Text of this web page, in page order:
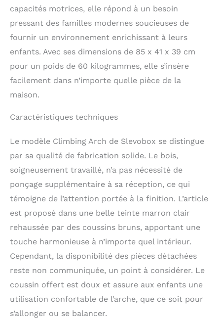
capacités motrices, elle répond à un besoin
pressant des familles modernes soucieuses de
fournir un environnement enrichissant à leurs
enfants. Avec ses dimensions de 85 x 41 x 39 cm
pour un poids de 60 kilogrammes, elle s’insère
facilement dans n’importe quelle pièce de la
maison.
Caractéristiques techniques
Le modèle Climbing Arch de Slevobox se distingue
par sa qualité de fabrication solide. Le bois,
soigneusement travaillé, n’a pas nécessité de
ponçage supplémentaire à sa réception, ce qui
témoigne de l’attention portée à la finition. L’article
est proposé dans une belle teinte marron clair
rehaussée par des coussins bruns, apportant une
touche harmonieuse à n’importe quel intérieur.
Cependant, la disponibilité des pièces détachées
reste non communiquée, un point à considérer. Le
coussin offert est doux et assure aux enfants une
utilisation confortable de l’arche, que ce soit pour
s’allonger ou se balancer.